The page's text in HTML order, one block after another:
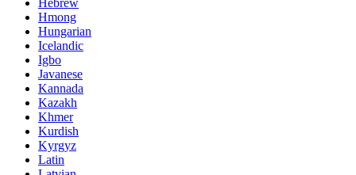
Hebrew
Hmong
Hungarian
Icelandic
Igbo
Javanese
Kannada
Kazakh
Khmer
Kurdish
Kyrgyz
Latin